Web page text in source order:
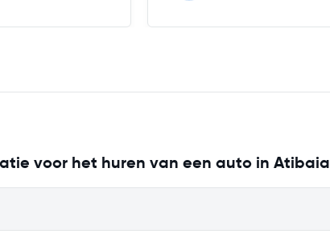
voor het huren van een auto in Atibaia